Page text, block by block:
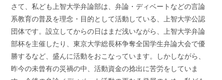
さて、私ども上智大学弁論部は、弁論・ディベートなどの言論
系教育の普及を理念・目的として活動している、上智大学公認
団体です。設立してからの日はまだ浅いながら、上智大学弁論
部杯を主催したり、東京大学総長杯争奪全国学生弁論大会で優
勝するなど、盛んに活動をおこなっています。しかしながら、
昨今の未曾有の災禍の中、活動資金の捻出に苦労をしていま